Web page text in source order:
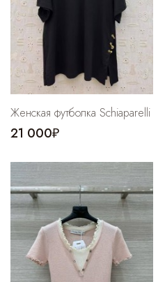
Женская футболка Schiaparelli
21 000₽